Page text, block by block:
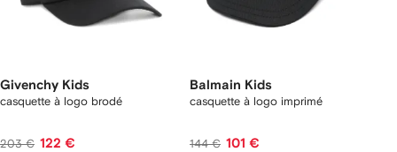
Givenchy Kids
casquette à logo brodé
203 € 122 €
Balmain Kids
casquette à logo imprimé
144 € 101 €